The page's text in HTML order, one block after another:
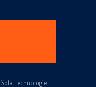
Sofa Technologie